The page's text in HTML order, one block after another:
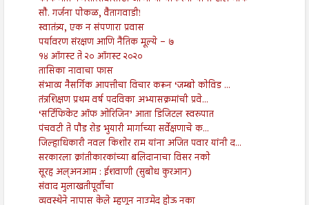
सौ. गर्जना पोकळ, वैतागवाडी!
स्वातंत्र्य, एक न संपणारा प्रवास
पर्यावरण संरक्षण आणि नैतिक मूल्ये – ७
१४ ऑगस्ट ते २० ऑगस्ट २०२०
तासिका नावाचा फास
संभाव्य नैसर्गिक आपत्तीचा विचार करून ‘जम्बो कोविड ...
तंत्रशिक्षण प्रथम वर्ष पदविका अभ्यासक्रमांची प्रवे...
‘सर्टिफिकेट ऑफ ओरिजिन’ आता डिजिटल स्वरुपात
पंचवटी ते पौड रोड भुयारी मार्गाच्या सर्वेक्षणाचे क...
जिल्हाधिकारी नवल किशोर राम यांना अजित पवार यांनी द...
सरकारला क्रांतीकारकांच्या बलिदानाचा विसर नको
सूरह अल्अनआम : ईशवाणी (सुबोध कुरआन)
संवाद मुलाखतीपूर्वीचा
व्यवस्थेने नापास केले म्हणून नाउमेद होऊ नका